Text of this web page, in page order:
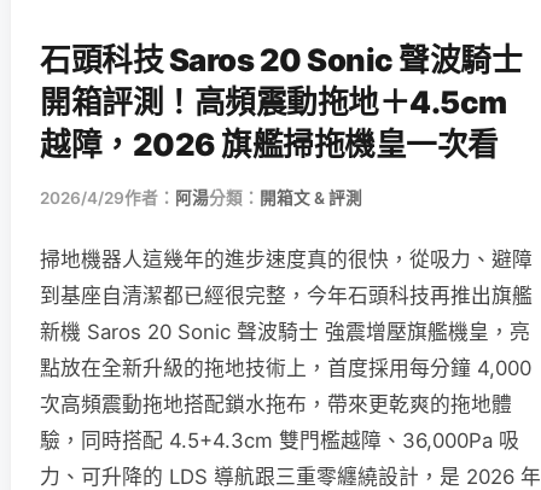
石頭科技 Saros 20 Sonic 聲波騎士
開箱評測！高頻震動拖地＋4.5cm
越障，2026 旗艦掃拖機皇一次看
2026/4/29作者： 阿湯分類： 開箱文 & 評測
掃地機器人這幾年的進步速度真的很快，從吸力、避障
到基座自清潔都已經很完整，今年石頭科技再推出旗艦
新機 Saros 20 Sonic 聲波騎士 強震增壓旗艦機皇，亮
點放在全新升級的拖地技術上，首度採用每分鐘 4,000
次高頻震動拖地搭配鎖水拖布，帶來更乾爽的拖地體
驗，同時搭配 4.5+4.3cm 雙門檻越障、36,000Pa 吸
力、可升降的 LDS 導航跟三重零纏繞設計，是 2026 年